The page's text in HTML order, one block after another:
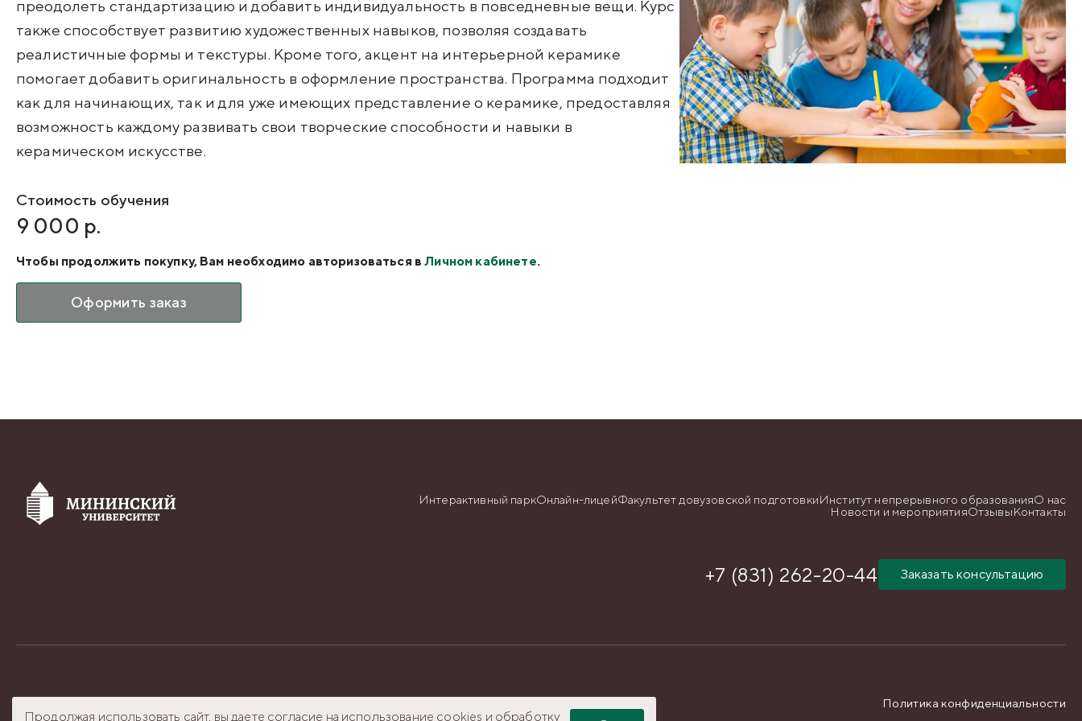
преодолеть стандартизацию и добавить индивидуальность в повседневные вещи. Курс
также способствует развитию художественных навыков, позволяя создавать
реалистичные формы и текстуры. Кроме того, акцент на интерьерной керамике
помогает добавить оригинальность в оформление пространства. Программа подходит
как для начинающих, так и для уже имеющих представление о керамике, предоставляя
возможность каждому развивать свои творческие способности и навыки в
керамическом искусстве.
Стоимость обучения
9 000 р.
Чтобы продолжить покупку, Вам необходимо авторизоваться вЛичном кабинете.
Оформить заказ
Интерактивный паркОнлайн-лицейФакультет довузовской подготовкиИнститут непрерывного образованияО нас
Новости и мероприятияОтзывыКонтакты
+7 (831) 262-20-44 Заказать консультацию
Политика конфиденциальности
Продолжая использовать сайт, вы даете согласие на использование cookies и обработку